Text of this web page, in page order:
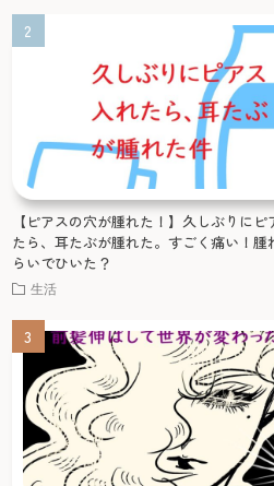
【ピアスの穴が腫れた！】久しぶりにピ
たら、耳たぶが腫れた。すごく痛い！腫
らいでひいた？
生活